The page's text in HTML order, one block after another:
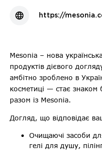
https://
Mesonia – нова
продуктів дієвого
амбітно зроблено в
косметиці — стає знаком
разом із Mesonia.
Догляд, що відповідає
Очищаючі засоби
гелі для душу,